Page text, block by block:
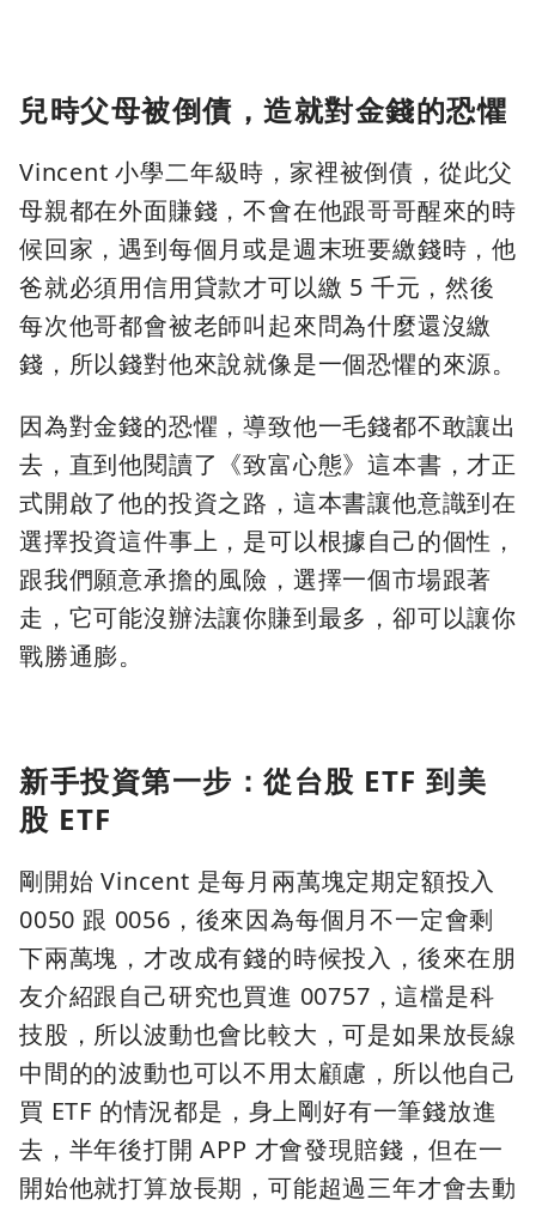
兒時父母被倒債，造就對金錢的恐懼
Vincent 小學二年級時，家裡被倒債，從此父
母親都在外面賺錢，不會在他跟哥哥醒來的時
候回家，遇到每個月或是週末班要繳錢時，他
爸就必須用信用貸款才可以繳 5 千元，然後
每次他哥都會被老師叫起來問為什麼還沒繳
錢，所以錢對他來說就像是一個恐懼的來源。
因為對金錢的恐懼，導致他一毛錢都不敢讓出
去，直到他閱讀了《致富心態》這本書，才正
式開啟了他的投資之路，這本書讓他意識到在
選擇投資這件事上，是可以根據自己的個性，
跟我們願意承擔的風險，選擇一個市場跟著
走，它可能沒辦法讓你賺到最多，卻可以讓你
戰勝通膨。
新手投資第一步：從台股 ETF 到美
股 ETF
剛開始 Vincent 是每月兩萬塊定期定額投入
0050 跟 0056，後來因為每個月不一定會剩
下兩萬塊，才改成有錢的時候投入，後來在朋
友介紹跟自己研究也買進 00757，這檔是科
技股，所以波動也會比較大，可是如果放長線
中間的的波動也可以不用太顧慮，所以他自己
買 ETF 的情況都是，身上剛好有一筆錢放進
去，半年後打開 APP 才會發現賠錢，但在一
開始他就打算放長期，可能超過三年才會去動